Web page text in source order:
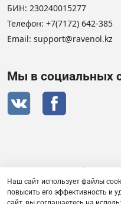
БИН: 230240015277
Телефон: +7(7172) 642-385
Email: support@ravenol.kz
Мы в социальных
Сертификат
Наш сайт использует файлы
повысить его эффективность и